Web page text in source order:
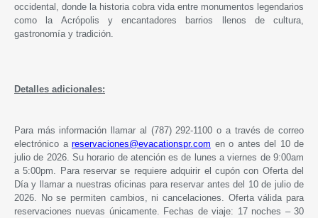
occidental, donde la historia cobra vida entre monumentos legendarios
como la Acrópolis y encantadores barrios llenos de cultura,
gastronomía y tradición.
Detalles adicionales:
Para más información llamar al (787) 292-1100 o a través de correo
electrónico a reservaciones@evacationspr.com en o antes del 10 de
julio de 2026. Su horario de atención es de lunes a viernes de 9:00am
a 5:00pm. Para reservar se requiere adquirir el cupón con Oferta del
Día y llamar a nuestras oficinas para reservar antes del 10 de julio de
2026. No se permiten cambios, ni cancelaciones. Oferta válida para
reservaciones nuevas únicamente. Fechas de viaje: 17 noches – 30